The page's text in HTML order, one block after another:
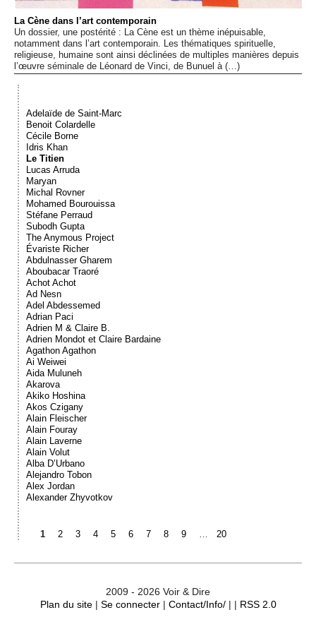
Sacré
La Cène dans l’art contemporain
Un dossier, une postérité : La Cène est un thème inépuisable,
notamment dans l’art contemporain. Les thématiques spirituelle,
religieuse, humaine sont ainsi déclinées de multiples manières depuis
l’œuvre séminale de Léonard de Vinci, de Bunuel à (…)
Adelaïde de Saint-Marc
Benoit Colardelle
Cécile Borne
Idris Khan
Le Titien
Lucas Arruda
Maryan
Michal Rovner
Mohamed Bourouissa
Stéfane Perraud
Subodh Gupta
The Anymous Project
Évariste Richer
Abdulnasser Gharem
Aboubacar Traoré
Achot Achot
Ad Nesn
Adel Abdessemed
Adrian Paci
Adrien M & Claire B.
Adrien Mondot et Claire Bardaine
Agathon Agathon
Ai Weiwei
Aida Muluneh
Akarova
Akiko Hoshina
Akos Czigany
Alain Fleischer
Alain Fouray
Alain Laverne
Alain Volut
Alba D’Urbano
Alejandro Tobon
Alex Jordan
Alexander Zhyvotkov
1 2 3 4 5 6 7 8 9 … 20
2009 - 2026 Voir & Dire
Plan du site| Se connecter| Contact/Info/| | RSS 2.0